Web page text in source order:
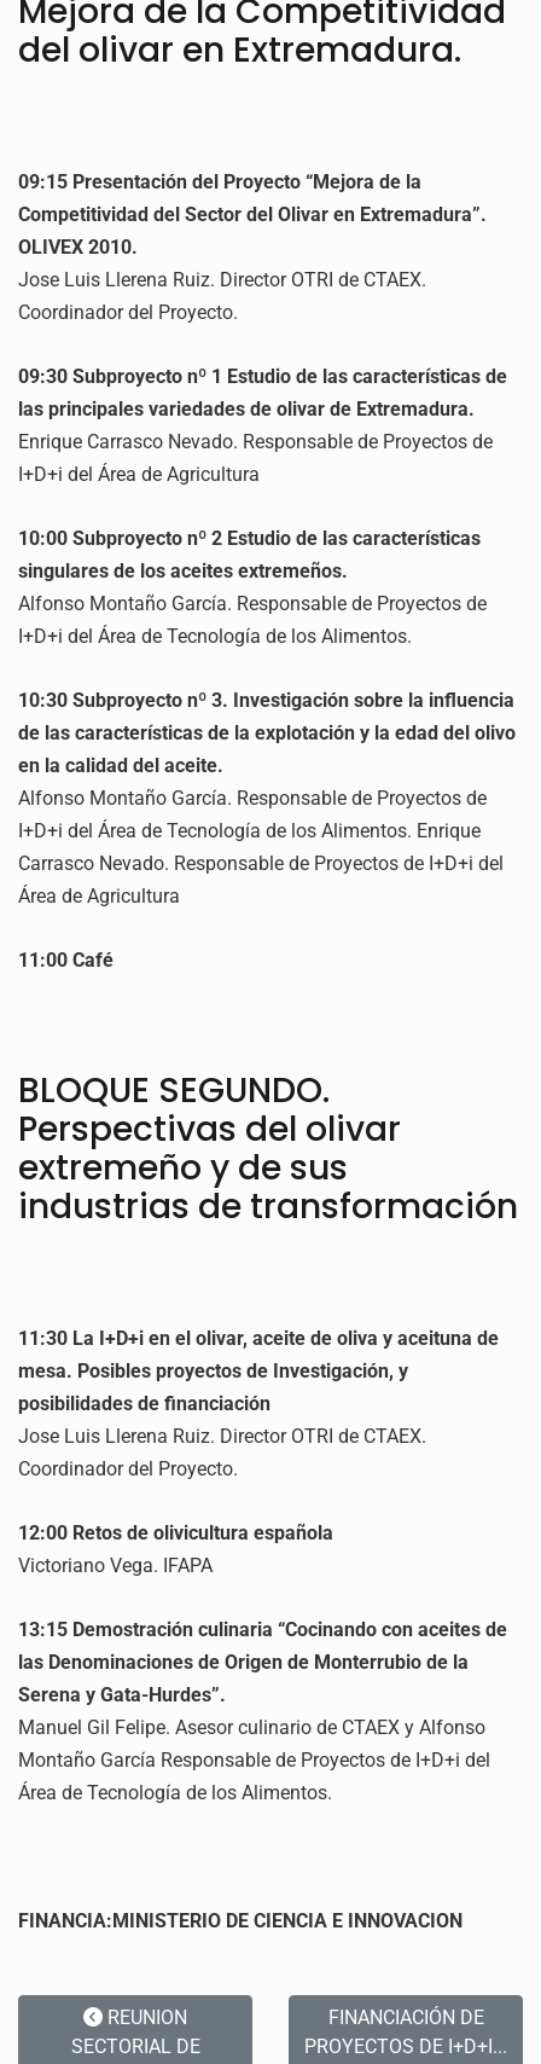
Mejora de la Competitividad
del olivar en Extremadura.
09:15 Presentación del Proyecto “Mejora de la
Competitividad del Sector del Olivar en Extremadura”.
OLIVEX 2010.
Jose Luis Llerena Ruiz. Director OTRI de CTAEX.
Coordinador del Proyecto.
09:30 Subproyecto nº 1 Estudio de las características de
las principales variedades de olivar de Extremadura.
Enrique Carrasco Nevado. Responsable de Proyectos de
I+D+i del Área de Agricultura
10:00 Subproyecto nº 2 Estudio de las características
singulares de los aceites extremeños.
Alfonso Montaño García. Responsable de Proyectos de
I+D+i del Área de Tecnología de los Alimentos.
10:30 Subproyecto nº 3. Investigación sobre la influencia
de las características de la explotación y la edad del olivo
en la calidad del aceite.
Alfonso Montaño García. Responsable de Proyectos de
I+D+i del Área de Tecnología de los Alimentos. Enrique
Carrasco Nevado. Responsable de Proyectos de I+D+i del
Área de Agricultura
11:00 Café
BLOQUE SEGUNDO.
Perspectivas del olivar
extremeño y de sus
industrias de transformación
11:30 La I+D+i en el olivar, aceite de oliva y aceituna de
mesa. Posibles proyectos de Investigación, y
posibilidades de financiación
Jose Luis Llerena Ruiz. Director OTRI de CTAEX.
Coordinador del Proyecto.
12:00 Retos de olivicultura española
Victoriano Vega. IFAPA
13:15 Demostración culinaria “Cocinando con aceites de
las Denominaciones de Origen de Monterrubio de la
Serena y Gata-Hurdes”.
Manuel Gil Felipe. Asesor culinario de CTAEX y Alfonso
Montaño García Responsable de Proyectos de I+D+i del
Área de Tecnología de los Alimentos.
FINANCIA:MINISTERIO DE CIENCIA E INNOVACION
REUNION
SECTORIAL DE
FINANCIACIÓN DE
PROYECTOS DE I+D+I...